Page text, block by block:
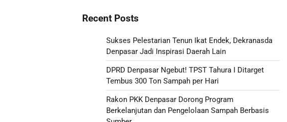
Recent Posts
Sukses Pelestarian Tenun Ikat Endek, Dekranasda
Denpasar Jadi Inspirasi Daerah Lain
DPRD Denpasar Ngebut! TPST Tahura I Ditarget
Tembus 300 Ton Sampah per Hari
Rakon PKK Denpasar Dorong Program
Berkelanjutan dan Pengelolaan Sampah Berbasis